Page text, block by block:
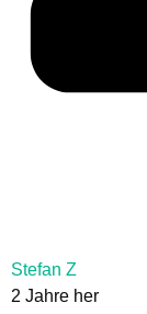
Stefan Z
2 Jahre her